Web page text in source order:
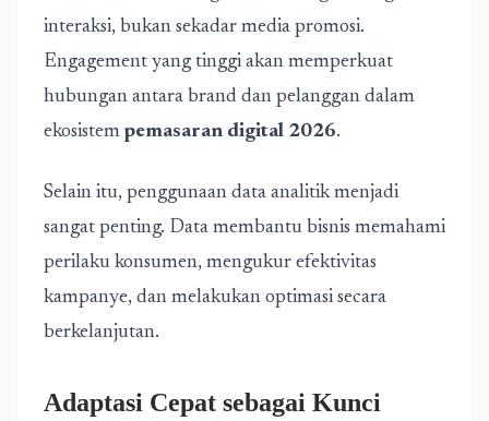
interaksi, bukan sekadar media promosi.
Engagement yang tinggi akan memperkuat
hubungan antara brand dan pelanggan dalam
ekosistem pemasaran digital 2026.
Selain itu, penggunaan data analitik menjadi
sangat penting. Data membantu bisnis memahami
perilaku konsumen, mengukur efektivitas
kampanye, dan melakukan optimasi secara
berkelanjutan.
Adaptasi Cepat sebagai Kunci